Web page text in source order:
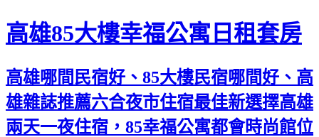
高雄85大樓幸福公寓日租套房
高雄哪間民宿好、85大樓民宿哪間好、高
雄雜誌推薦六合夜市住宿最佳新選擇高雄
兩天一夜住宿，85幸福公寓都會時尚館位